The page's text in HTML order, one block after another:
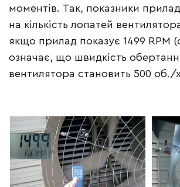
моментів. Так, показники
на кількість лопатей
якщо прилад показує 1499 RPM
означає, що швидкість
вентилятора становить 500 об./